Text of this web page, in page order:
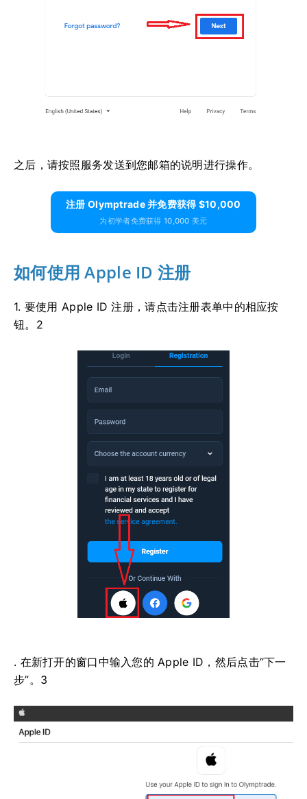
之后，请按照服务发送到您邮箱的说明进行操作。
注册 Olymptrade 并免费获得 $10,000
为初学者免费获得 10,000 美元
如何使用 Apple ID 注册
1. 要使用 Apple ID 注册，请点击注册表单中的相应按
钮。2
. 在新打开的窗口中输入您的 Apple ID，然后点击“下一
步”。3